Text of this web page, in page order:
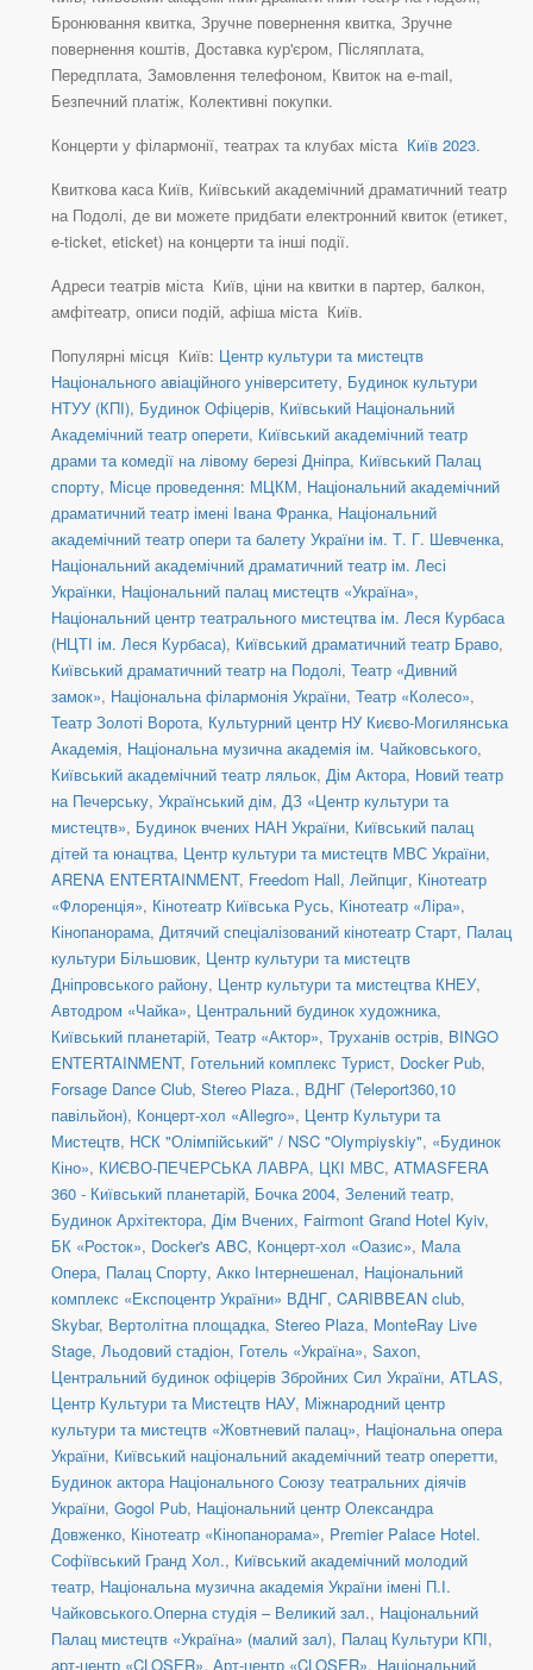
Бронювання квитка, Зручне повернення квитка, Зручне
повернення коштів, Доставка кур'єром, Післяплата,
Передплата, Замовлення телефоном, Квиток на e-mail,
Безпечний платіж, Колективні покупки.
Концерти у філармонії, театрах та клубах міста Київ 2023.
Квиткова каса Київ, Київський академічний драматичний театр
на Подолі, де ви можете придбати електронний квиток (етикет,
e-ticket, eticket) на концерти та інші події.
Адреси театрів міста Київ, ціни на квитки в партер, балкон,
амфітеатр, описи подій, афіша міста Київ.
Популярні місця Київ: Центр культури та мистецтв
Національного авіаційного університету, Будинок культури
НТУУ (КПІ), Будинок Офіцерів, Київський Національний
Академічний театр оперети, Київський академічний театр
драми та комедії на лівому березі Дніпра, Київський Палац
спорту, Місце проведення: МЦКМ, Національний академічний
драматичний театр імені Івана Франка, Національний
академічний театр опери та балету України ім. Т. Г. Шевченка,
Національний академічний драматичний театр ім. Лесі
Українки, Національний палац мистецтв «Україна»,
Національний центр театрального мистецтва ім. Леся Курбаса
(НЦТІ ім. Леся Курбаса), Київський драматичний театр Браво,
Київський драматичний театр на Подолі, Театр «Дивний
замок», Національна філармонія України, Театр «Колесо»,
Театр Золоті Ворота, Культурний центр НУ Києво-Могилянська
Академія, Національна музична академія ім. Чайковського,
Київський академічний театр ляльок, Дім Актора, Новий театр
на Печерську, Український дім, ДЗ «Центр культури та
мистецтв», Будинок вчених НАН України, Київський палац
дітей та юнацтва, Центр культури та мистецтв МВС України,
ARENA ENTERTAINMENT, Freedom Hall, Лейпциг, Кінотеатр
«Флоренція», Кінотеатр Київська Русь, Кінотеатр «Ліра»,
Кінопанорама, Дитячий спеціалізований кінотеатр Старт, Палац
культури Більшовик, Центр культури та мистецтв
Дніпровського району, Центр культури та мистецтва КНЕУ,
Автодром «Чайка», Центральний будинок художника,
Київський планетарій, Театр «Актор», Труханів острів, BINGO
ENTERTAINMENT, Готельний комплекс Турист, Docker Pub,
Forsage Dance Club, Stereo Plaza., ВДНГ (Teleport360,10
павільйон), Концерт-хол «Allegro», Центр Культури та
Мистецтв, НСК "Олімпійський" / NSC "Olympiyskiy", «Будинок
Кіно», КИЄВО-ПЕЧЕРСЬКА ЛАВРА, ЦКІ МВС, ATMASFERA
360 - Київський планетарій, Бочка 2004, Зелений театр,
Будинок Архітектора, Дім Вчених, Fairmont Grand Hotel Kyiv,
БК «Росток», Docker's ABC, Концерт-хол «Оазис», Мала
Опера, Палац Спорту, Акко Інтернешенал, Національний
комплекс «Експоцентр України» ВДНГ, CARIBBEAN club,
Skybar, Вертолітна площадка, Stereo Plaza, MonteRay Live
Stage, Льодовий стадіон, Готель «Україна», Saxon,
Центральний будинок офіцерів Збройних Сил України, ATLAS,
Центр Культури та Мистецтв НАУ, Міжнародний центр
культури та мистецтв «Жовтневий палац», Національна опера
України, Київський національний академічний театр оперетти,
Будинок актора Національного Союзу театральних діячів
України, Gogol Pub, Національний центр Олександра
Довженко, Кінотеатр «Кінопанорама», Premier Palace Hotel.
Софіївський Гранд Хол., Київський академічний молодий
театр, Національна музична академія України імені П.І.
Чайковського.Оперна студія – Великий зал., Національний
Палац мистецтв «Україна» (малий зал), Палац Культури КПІ,
арт-центр «CLOSER», Арт-центр «CLOSER», Національний